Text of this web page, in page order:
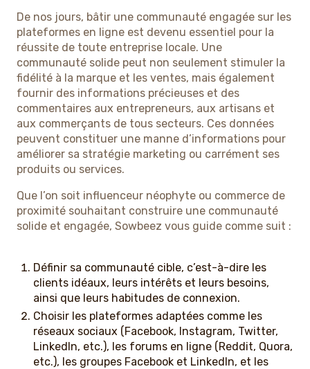
De nos jours, bâtir une communauté engagée sur les
plateformes en ligne est devenu essentiel pour la
réussite de toute entreprise locale. Une
communauté solide peut non seulement stimuler la
fidélité à la marque et les ventes, mais également
fournir des informations précieuses et des
commentaires aux entrepreneurs, aux artisans et
aux commerçants de tous secteurs. Ces données
peuvent constituer une manne d’informations pour
améliorer sa stratégie marketing ou carrément ses
produits ou services.
Que l’on soit influenceur néophyte ou commerce de
proximité souhaitant construire une communauté
solide et engagée, Sowbeez vous guide comme suit :
Définir sa communauté cible, c’est-à-dire les
clients idéaux, leurs intérêts et leurs besoins,
ainsi que leurs habitudes de connexion.
Choisir les plateformes adaptées comme les
réseaux sociaux (Facebook, Instagram, Twitter,
LinkedIn, etc.), les forums en ligne (Reddit, Quora,
etc.), les groupes Facebook et LinkedIn, et les